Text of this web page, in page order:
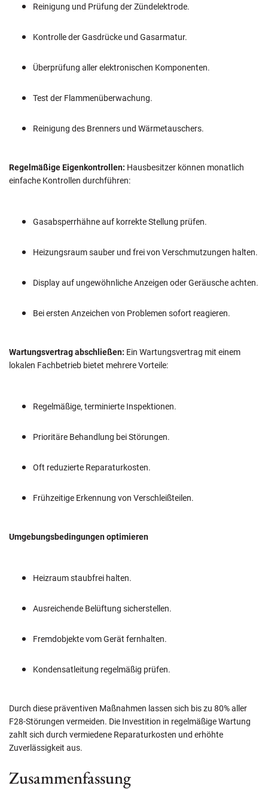
Reinigung und Prüfung der Zündelektrode.
Kontrolle der Gasdrücke und Gasarmatur.
Überprüfung aller elektronischen Komponenten.
Test der Flammenüberwachung.
Reinigung des Brenners und Wärmetauschers.
Regelmäßige Eigenkontrollen: Hausbesitzer können monatlich
einfache Kontrollen durchführen:
Gasabsperrhähne auf korrekte Stellung prüfen.
Heizungsraum sauber und frei von Verschmutzungen halten.
Display auf ungewöhnliche Anzeigen oder Geräusche achten.
Bei ersten Anzeichen von Problemen sofort reagieren.
Wartungsvertrag abschließen: Ein Wartungsvertrag mit einem
lokalen Fachbetrieb bietet mehrere Vorteile:
Regelmäßige, terminierte Inspektionen.
Prioritäre Behandlung bei Störungen.
Oft reduzierte Reparaturkosten.
Frühzeitige Erkennung von Verschleißteilen.
Umgebungsbedingungen optimieren
Heizraum staubfrei halten.
Ausreichende Belüftung sicherstellen.
Fremdobjekte vom Gerät fernhalten.
Kondensatleitung regelmäßig prüfen.
Durch diese präventiven Maßnahmen lassen sich bis zu 80% aller
F28-Störungen vermeiden. Die Investition in regelmäßige Wartung
zahlt sich durch vermiedene Reparaturkosten und erhöhte
Zuverlässigkeit aus.
Zusammenfassung